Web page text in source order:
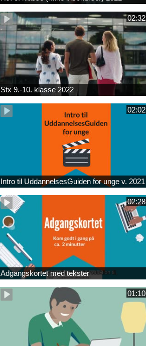
02:32
Stx 9.-10. klasse 2022
02:02
Intro til UddannelsesGuiden for unge v. 2021
02:28
Adgangskortet med tekster
01:10